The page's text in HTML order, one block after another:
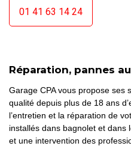
01 41 63 14 24
Réparation, pannes
Garage CPA vous propose ses
qualité depuis plus de 18 ans
l’entretien et la réparation de
installés dans bagnolet et dans
et une intervention des